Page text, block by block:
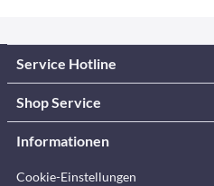
Service Hotline
Shop Service
Informationen
Cookie-Einstellungen